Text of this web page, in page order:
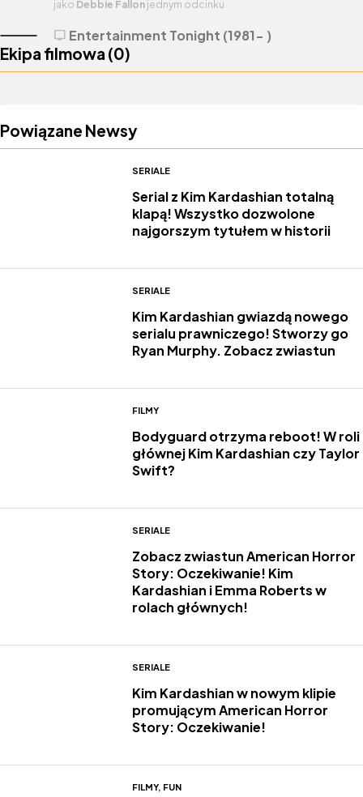
jako Debbie Fallon jednym odcinku
tv Entertainment Tonight (1981- )
Ekipa filmowa (0)
Powiązane Newsy
SERIALE
Serial z Kim Kardashian totalną
klapą! Wszystko dozwolone
najgorszym tytułem w historii
SERIALE
Kim Kardashian gwiazdą nowego
serialu prawniczego! Stworzy go
Ryan Murphy. Zobacz zwiastun
FILMY
Bodyguard otrzyma reboot! W roli
głównej Kim Kardashian czy Taylor
Swift?
SERIALE
Zobacz zwiastun American Horror
Story: Oczekiwanie! Kim
Kardashian i Emma Roberts w
rolach głównych!
SERIALE
Kim Kardashian w nowym klipie
promującym American Horror
Story: Oczekiwanie!
FILMY, FUN